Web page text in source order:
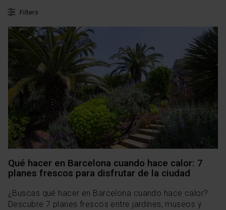
Filters
Qué hacer en Barcelona cuando hace calor: 7
planes frescos para disfrutar de la ciudad
¿Buscas qué hacer en Barcelona cuando hace calor?
Descubre 7 planes frescos entre jardines, museos y